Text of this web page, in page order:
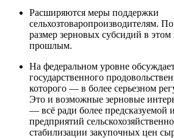
Расширяются меры поддержки
сельхозтоваропроизводителям.
размер зерновых субсидий в
прошлым.
На федеральном уровне
государственного
которого — в более серьезном
Это и возможные зерновые
— всё ради более предсказуемой
предприятий
стабилизации закупочных цен